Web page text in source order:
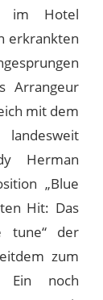
im Hotel
erkrankten
Arrangeur
mit dem
Herman
„Blue
Hit: Das
tune“ der
zum
Ein noch